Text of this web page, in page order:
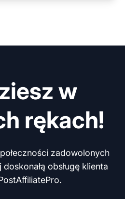
w
rękach!
zadowolonych
obsługę klienta